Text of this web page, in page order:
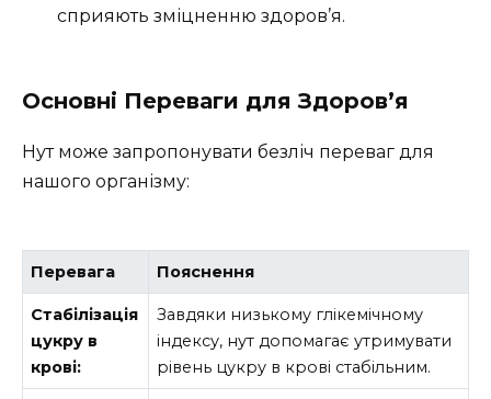
сприяють зміцненню здоров’я.
Основні Переваги для Здоров’я
Нут може запропонувати безліч переваг для
нашого організму:
Перевага Пояснення
Стабілізація
цукру в
крові:
Завдяки низькому глікемічному
індексу, нут допомагає утримувати
рівень цукру в крові стабільним.